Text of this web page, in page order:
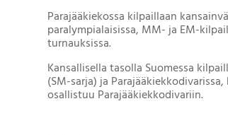
Parajääkiekossa kilpaillaan
paralympialaisissa, MM- ja EM-
turnauksissa.
Kansallisella tasolla Suomessa
(SM-sarja) ja
osallistuu Parajääkiekkodivariin.